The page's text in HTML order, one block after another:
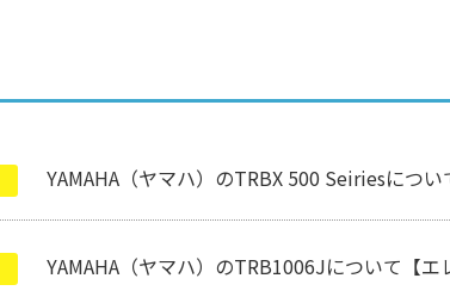
YAMAHA（ヤマハ）のTRBX 500 Seiriesについ
YAMAHA（ヤマハ）のTRB1006Jについて【エ